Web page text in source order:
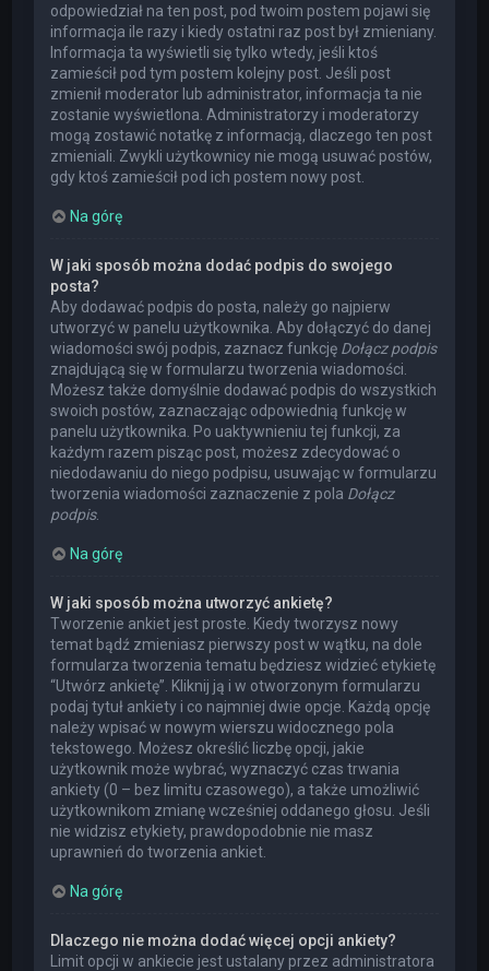
odpowiedział na ten post, pod twoim postem pojawi się
informacja ile razy i kiedy ostatni raz post był zmieniany.
Informacja ta wyświetli się tylko wtedy, jeśli ktoś
zamieścił pod tym postem kolejny post. Jeśli post
zmienił moderator lub administrator, informacja ta nie
zostanie wyświetlona. Administratorzy i moderatorzy
mogą zostawić notatkę z informacją, dlaczego ten post
zmieniali. Zwykli użytkownicy nie mogą usuwać postów,
gdy ktoś zamieścił pod ich postem nowy post.
Na górę
W jaki sposób można dodać podpis do swojego
posta?
Aby dodawać podpis do posta, należy go najpierw
utworzyć w panelu użytkownika. Aby dołączyć do danej
wiadomości swój podpis, zaznacz funkcję Dołącz podpis
znajdującą się w formularzu tworzenia wiadomości.
Możesz także domyślnie dodawać podpis do wszystkich
swoich postów, zaznaczając odpowiednią funkcję w
panelu użytkownika. Po uaktywnieniu tej funkcji, za
każdym razem pisząc post, możesz zdecydować o
niedodawaniu do niego podpisu, usuwając w formularzu
tworzenia wiadomości zaznaczenie z pola Dołącz
podpis.
Na górę
W jaki sposób można utworzyć ankietę?
Tworzenie ankiet jest proste. Kiedy tworzysz nowy
temat bądź zmieniasz pierwszy post w wątku, na dole
formularza tworzenia tematu będziesz widzieć etykietę
“Utwórz ankietę”. Kliknij ją i w otworzonym formularzu
podaj tytuł ankiety i co najmniej dwie opcje. Każdą opcję
należy wpisać w nowym wierszu widocznego pola
tekstowego. Możesz określić liczbę opcji, jakie
użytkownik może wybrać, wyznaczyć czas trwania
ankiety (0 – bez limitu czasowego), a także umożliwić
użytkownikom zmianę wcześniej oddanego głosu. Jeśli
nie widzisz etykiety, prawdopodobnie nie masz
uprawnień do tworzenia ankiet.
Na górę
Dlaczego nie można dodać więcej opcji ankiety?
Limit opcji w ankiecie jest ustalany przez administratora